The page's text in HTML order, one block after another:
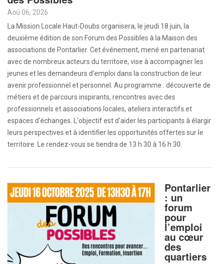
Aoû 06, 2026
La Mission Locale Haut-Doubs organisera, le jeudi 18 juin, la
deuxième édition de son Forum des Possibles à la Maison des
associations de Pontarlier. Cet événement, mené en partenariat
avec de nombreux acteurs du territoire, vise à accompagner les
jeunes et les demandeurs d'emploi dans la construction de leur
avenir professionnel et personnel. Au programme : découverte de
métiers et de parcours inspirants, rencontres avec des
professionnels et associations locales, ateliers interactifs et
espaces d'échanges. L'objectif est d'aider les participants à élargir
leurs perspectives et à identifier les opportunités offertes sur le
territoire. Le rendez-vous se tiendra de 13 h 30 à 16 h 30.
Pontarlier
: un
forum
pour
l’emploi
au cœur
des
quartiers